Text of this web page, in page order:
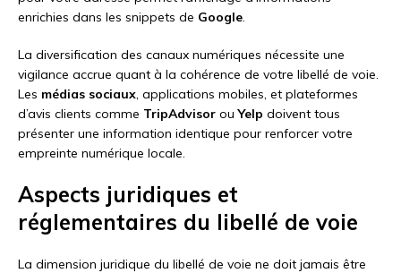
enrichies dans les snippets de Google.
La diversification des canaux numériques nécessite une
vigilance accrue quant à la cohérence de votre libellé de voie.
Les médias sociaux, applications mobiles, et plateformes
d’avis clients comme TripAdvisor ouYelp doivent tous
présenter une information identique pour renforcer votre
empreinte numérique locale.
Aspects juridiques et
réglementaires du libellé de voie
La dimension juridique du libellé de voie ne doit jamais être